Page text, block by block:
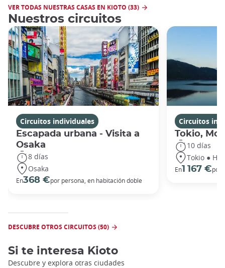
VER TODAS NUESTRAS CASAS EN KIOTO (33)
Nuestros circuitos
Circuitos individuales
Escapada urbana - Visita a
Osaka
8 días
Osaka
En368 €por persona, en habitación doble
Circuitos
Tokio,
10 días
Tokio ●
En1 167 €por
DESCUBRE OTROS CIRCUITOS (50)
Si te interesa Kioto
Descubre y explora otras ciudades